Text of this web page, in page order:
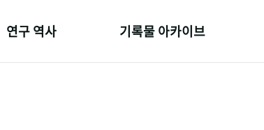
연구 역사 기록물 아카이브